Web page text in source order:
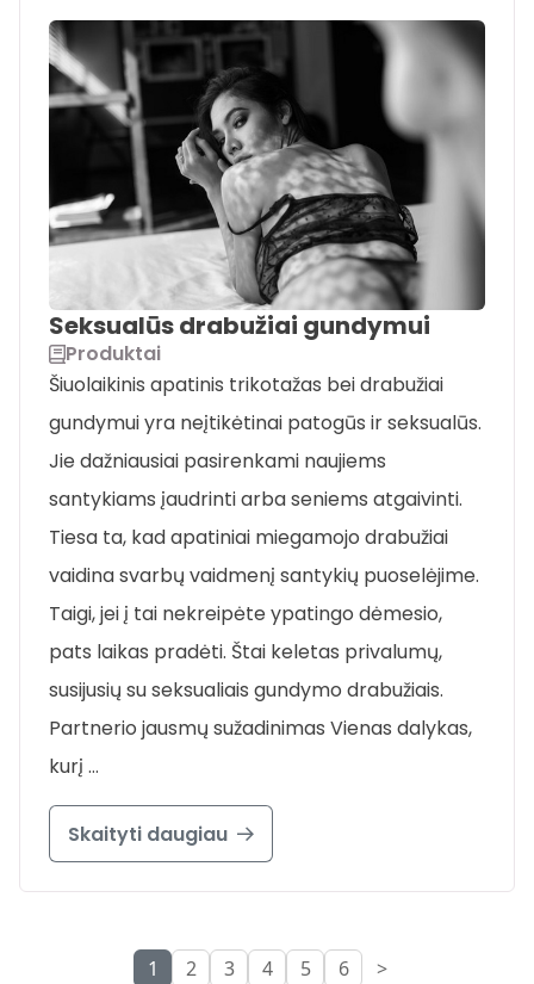
Seksualūs drabužiai gundymui
Produktai
Šiuolaikinis apatinis trikotažas bei drabužiai
gundymui yra neįtikėtinai patogūs ir seksualūs.
Jie dažniausiai pasirenkami naujiems
santykiams įaudrinti arba seniems atgaivinti.
Tiesa ta, kad apatiniai miegamojo drabužiai
vaidina svarbų vaidmenį santykių puoselėjime.
Taigi, jei į tai nekreipėte ypatingo dėmesio,
pats laikas pradėti. Štai keletas privalumų,
susijusių su seksualiais gundymo drabužiais.
Partnerio jausmų sužadinimas Vienas dalykas,
kurį …
Skaityti daugiau
1 2 3 4 5 6 >